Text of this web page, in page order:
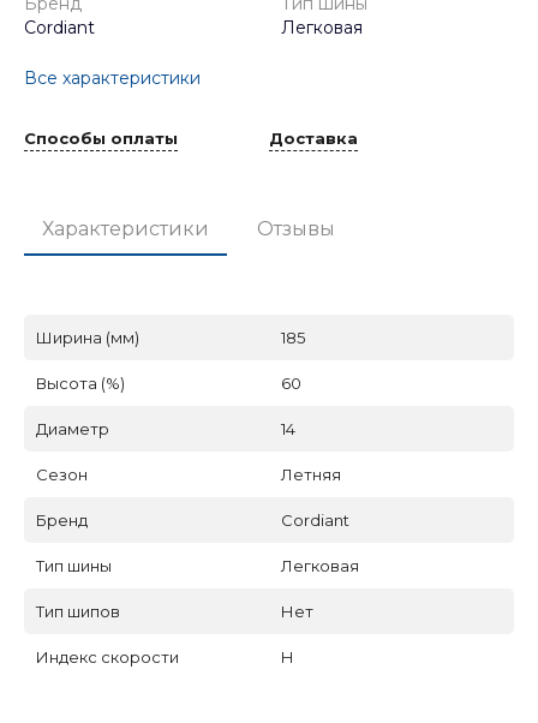
Cordiant
Легковая
Все характеристики
Способы оплаты Доставка
Характеристики Отзывы
Ширина (мм) 185
Высота (%) 60
Диаметр 14
Сезон Летняя
Бренд Cordiant
Тип шины Легковая
Тип шипов Нет
Индекс скорости H